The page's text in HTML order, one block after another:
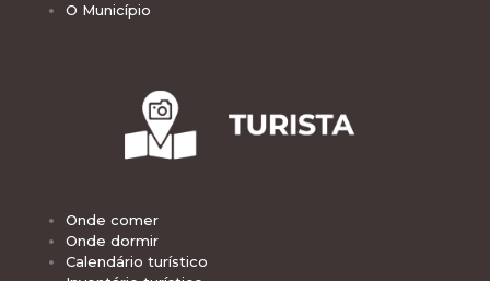
O Município
Onde comer
Onde dormir
Calendário turístico